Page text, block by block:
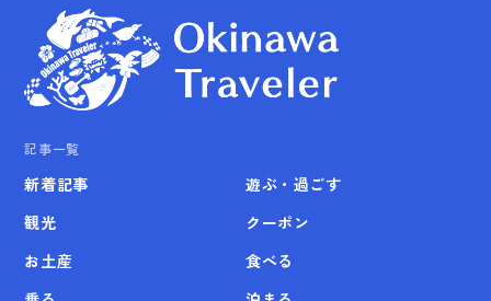
記事一覧
新着記事
観光
お土産
遊ぶ・過ごす
クーポン
食べる